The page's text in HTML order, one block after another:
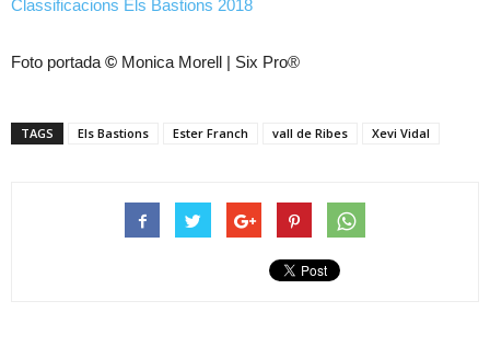
Classificacions Els Bastions 2018
Foto portada © Monica Morell | Six Pro®
TAGS Els Bastions Ester Franch vall de Ribes Xevi Vidal